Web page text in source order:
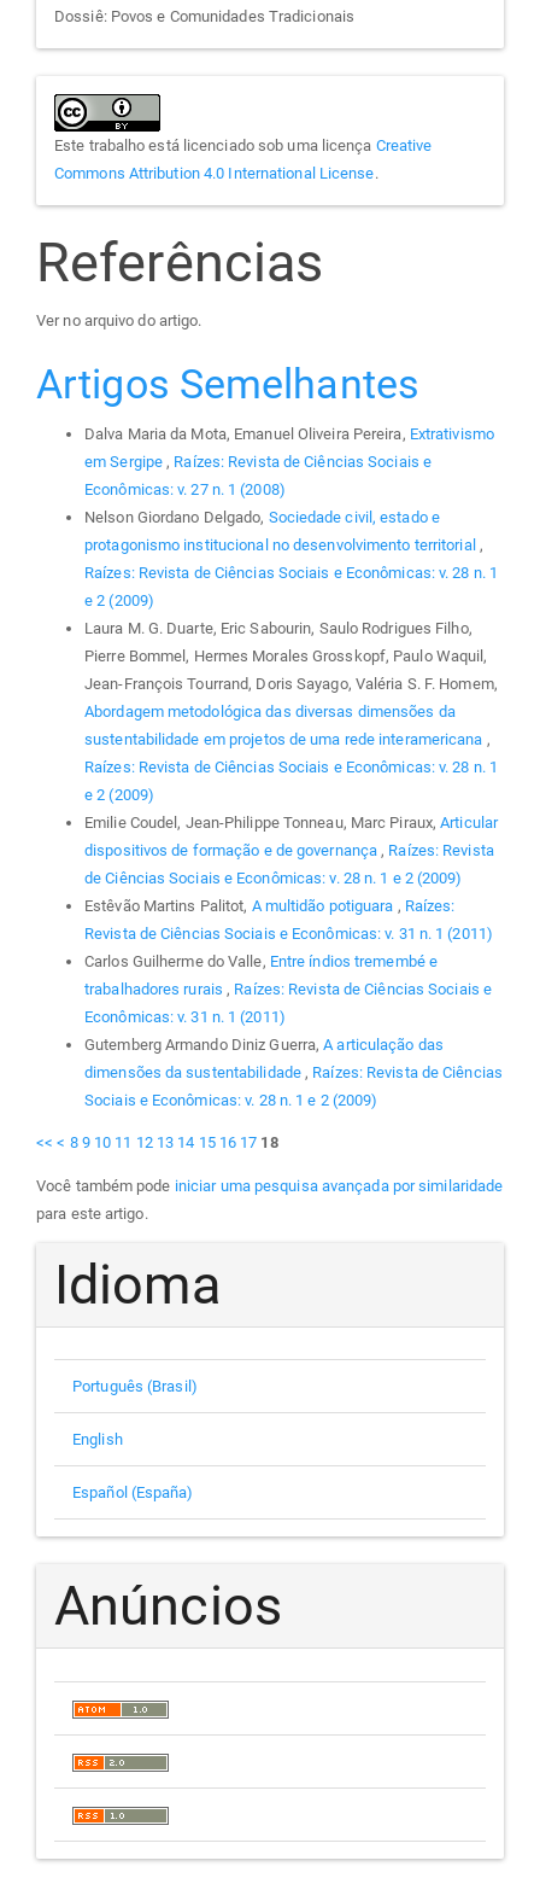
Dossiê: Povos e Comunidades Tradicionais
Este trabalho está licenciado sob uma licença Creative
Commons Attribution 4.0 International License.
Referências
Ver no arquivo do artigo.
Artigos Semelhantes
Dalva Maria da Mota, Emanuel Oliveira Pereira, Extrativismo
em Sergipe, Raízes: Revista de Ciências Sociais e
Econômicas: v. 27 n. 1 (2008)
Nelson Giordano Delgado, Sociedade civil, estado e
protagonismo institucional no desenvolvimento territorial ,
Raízes: Revista de Ciências Sociais e Econômicas: v. 28 n. 1
e 2 (2009)
Laura M. G. Duarte, Eric Sabourin, Saulo Rodrigues Filho,
Pierre Bommel, Hermes Morales Grosskopf, Paulo Waquil,
Jean-François Tourrand, Doris Sayago, Valéria S. F. Homem,
Abordagem metodológica das diversas dimensões da
sustentabilidade em projetos de uma rede interamericana ,
Raízes: Revista de Ciências Sociais e Econômicas: v. 28 n. 1
e 2 (2009)
Emilie Coudel, Jean-Philippe Tonneau, Marc Piraux,Articular
dispositivos de formação e de governança, Raízes: Revista
de Ciências Sociais e Econômicas: v. 28 n. 1 e 2 (2009)
Estêvão Martins Palitot, A multidão potiguara , Raízes:
Revista de Ciências Sociais e Econômicas: v. 31 n. 1 (2011)
Carlos Guilherme do Valle, Entre índios tremembé e
trabalhadores rurais, Raízes: Revista de Ciências Sociais e
Econômicas: v. 31 n. 1 (2011)
Gutemberg Armando Diniz Guerra,A articulação das
dimensões da sustentabilidade, Raízes: Revista de Ciências
Sociais e Econômicas: v. 28 n. 1 e 2 (2009)
<< < 8 9 10 11 12 13 14 15 16 17 18
Você também pode iniciar uma pesquisa avançada por similaridade
para este artigo.
Idioma
Português (Brasil)
English
Español (España)
Anúncios